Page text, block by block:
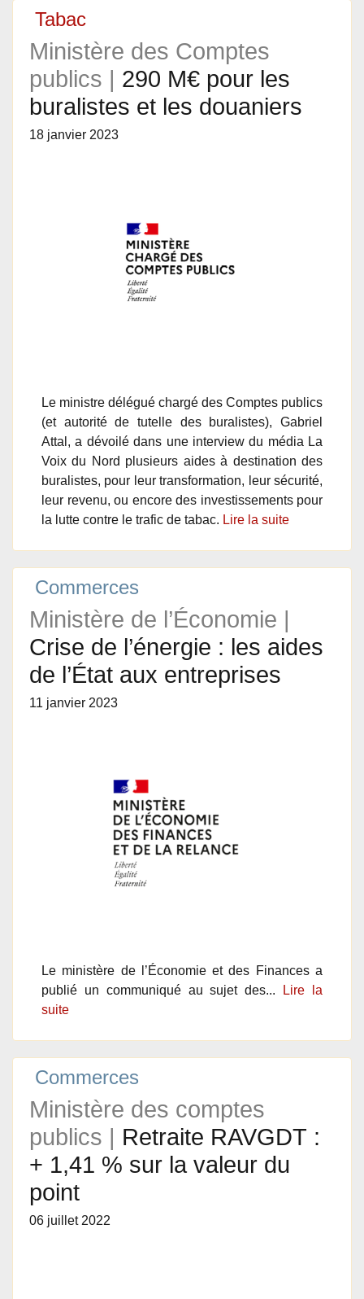
Tabac
Ministère des Comptes
publics | 290 M€ pour les
buralistes et les douaniers
18 janvier 2023
Le ministre délégué chargé des Comptes publics
(et autorité de tutelle des buralistes), Gabriel
Attal, a dévoilé dans une interview du média La
Voix du Nord plusieurs aides à destination des
buralistes, pour leur transformation, leur sécurité,
leur revenu, ou encore des investissements pour
la lutte contre le trafic de tabac. Lire la suite
Commerces
Ministère de l’Économie |
Crise de l’énergie : les aides
de l’État aux entreprises
11 janvier 2023
Le ministère de l’Économie et des Finances a
publié un communiqué au sujet des...
Lire la
suite
Commerces
Ministère des comptes
publics | Retraite RAVGDT :
+ 1,41 % sur la valeur du
point
06 juillet 2022